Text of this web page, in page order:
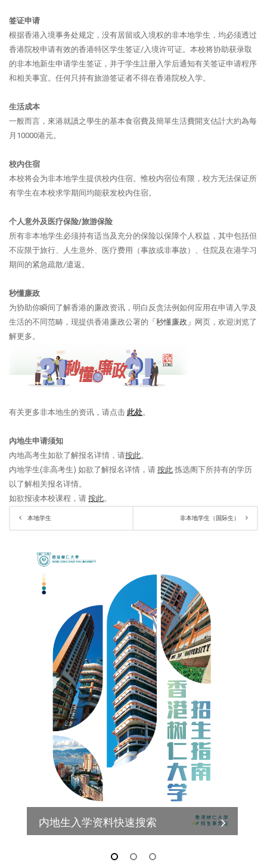
签证申请
根据香港入境事务处规定，没有居留或入境权的非本地学生，均必须透过
香港院校申请有效的香港特区学生签证/入境许可证。本校将协助获录取
的非本地新生申请学生签证，并于学生註册入学后通知有关签证申请程序
和相关事宜。任何只持有旅游签证者不得在香港院校入学。
生活成本
一般而言，來港就讀之學生的基本食宿費及簡單生活費開支估計大約為每
月10000港元。
校内住宿
本校将会为非本地学生提供校内住宿。惟校内宿位有限，校方无法保证所
有学生在本校求学期间均能获发校内住宿。
个人意外及医疗保险/旅游保险
所有非本地学生必须持有适当及充分的保险以保障个人权益，其中包括但
不应限于旅行、人生意外、医疗费用（事故或非事故）、住院及在港学习
期间的紧急疏散/遣返。
秒懂廉政
为协助你瞬间了解香港的廉政资讯，明白反贪法例如何应用在申请入学及
生活的不同范畴，现提供香港廉政公署的 「秒懂廉政」 网页，欢迎浏览了
解更多。
有关更多非本地生的资讯，请点击 此处。
內地生申请须知
內地高考生如欲了解报名详情，请按此。
内地学生(非高考生) 如欲了解报名详情，请 按此 拣选阁下所持有的学历
以了解相关报名详情。
如欲报读本校课程，请 按此。
本地学生 非本地学生（国际生）
内地生入学资料快速搜索